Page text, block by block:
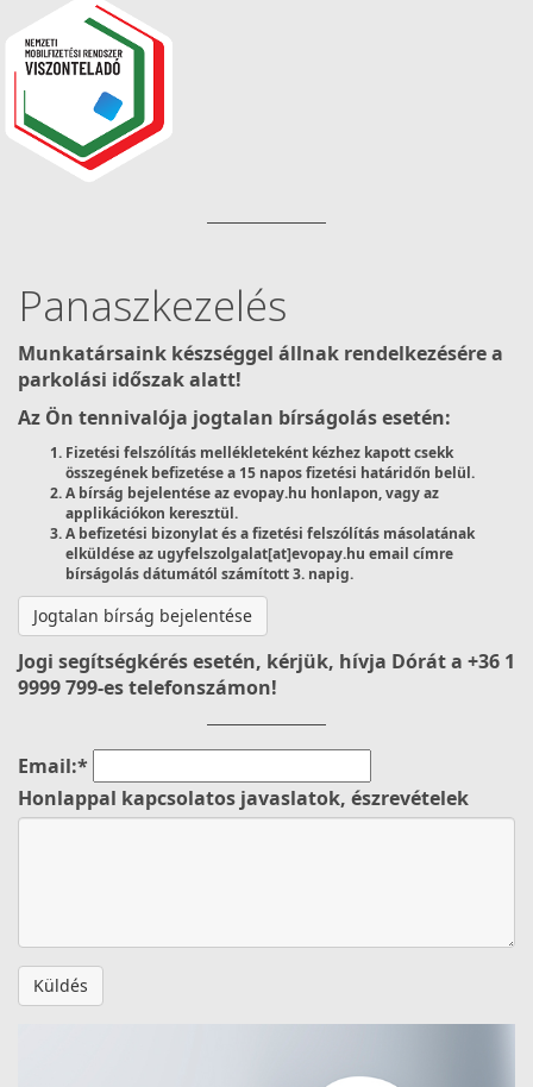
Panaszkezelés
Munkatársaink készséggel állnak rendelkezésére a
parkolási időszak alatt!
Az Ön tennivalója jogtalan bírságolás esetén:
Fizetési felszólítás mellékleteként kézhez kapott csekk
összegének befizetése a 15 napos fizetési határidőn belül.
A bírság bejelentése az evopay.hu honlapon, vagy az
applikációkon keresztül.
A befizetési bizonylat és a fizetési felszólítás másolatának
elküldése az ugyfelszolgalat[at]evopay.hu email címre
bírságolás dátumától számított 3. napig.
Jogtalan bírság bejelentése
Jogi segítségkérés esetén, kérjük, hívja Dórát a +36 1
9999 799-es telefonszámon!
Email:*
Honlappal kapcsolatos javaslatok, észrevételek
Küldés